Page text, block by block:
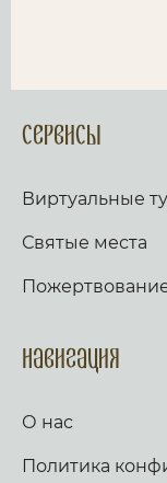
Сервисы
Виртуальные
Святые места
Навигация
О нас
Политика